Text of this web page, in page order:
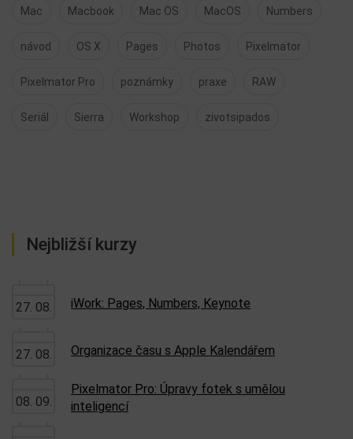
Mac Macbook Mac OS MacOS Numbers
návod OS X Pages Photos Pixelmator
Pixelmator Pro poznámky praxe RAW
Seriál Sierra Workshop zivotsipados
Nejbližší kurzy
27. 08. iWork: Pages, Numbers, Keynote
27. 08. Organizace času s Apple Kalendářem
08. 09.
Pixelmator Pro: Úpravy fotek s umělou
inteligencí